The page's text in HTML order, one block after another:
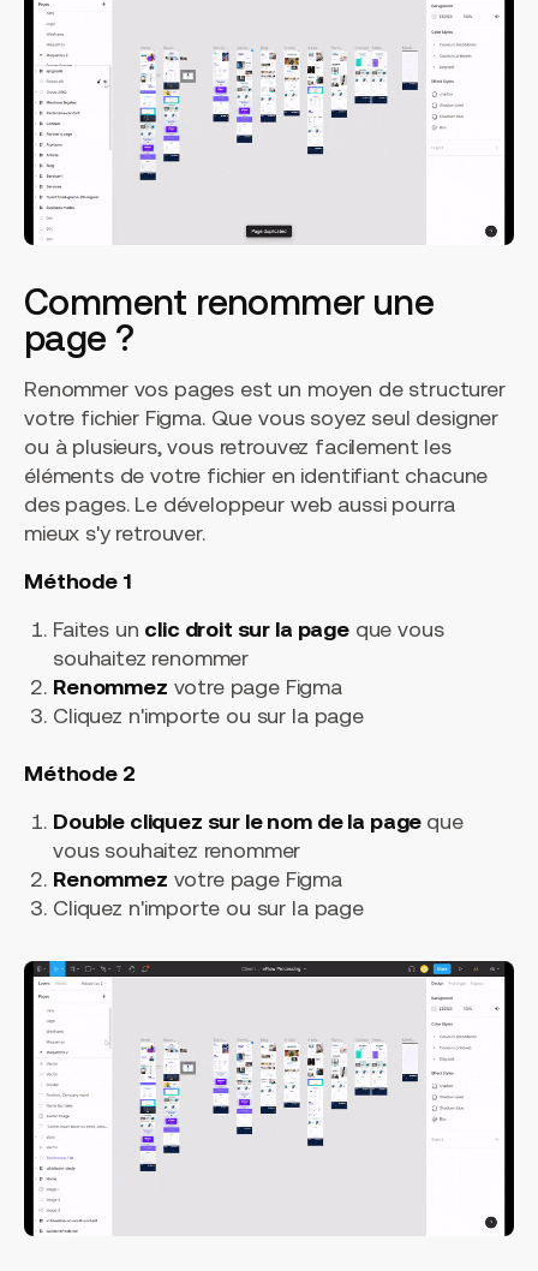
Comment renommer une
page ?
Renommer vos pages est un moyen de structurer
votre fichier Figma. Que vous soyez seul designer
ou à plusieurs, vous retrouvez facilement les
éléments de votre fichier en identifiant chacune
des pages. Le développeur web aussi pourra
mieux s'y retrouver.
Méthode 1
Faites un clic droit sur la pageque vous
souhaitez renommer
Renommez votre page Figma
Cliquez n'importe ou sur la page
Méthode 2
Double cliquez sur le nom de la page que
vous souhaitez renommer
Renommez votre page Figma
Cliquez n'importe ou sur la page